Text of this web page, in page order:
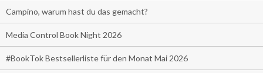
Campino, warum hast du das gemacht?
Media Control Book Night 2026
#BookTok Bestsellerliste für den Monat Mai 2026